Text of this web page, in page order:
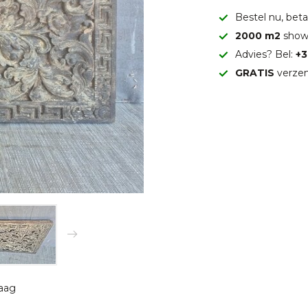
Bestel nu,
2000 m2
Advies? Bel:
GRATIS